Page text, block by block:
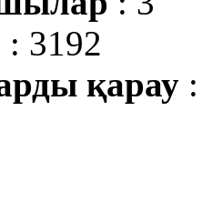
: 3192
қарау